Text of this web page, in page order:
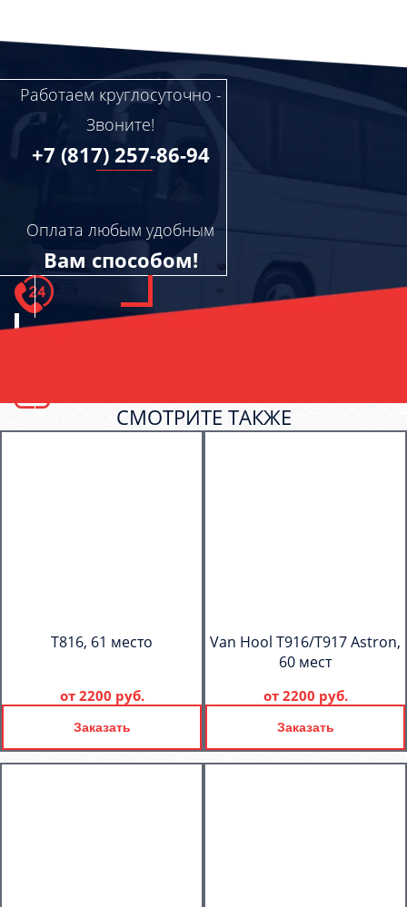
Работаем круглосуточно -
Звоните!
+7 (817) 257-86-94
Оплата любым удобным
Вам способом!
СМОТРИТЕ ТАКЖЕ
T816, 61 место
от 2200 руб.
Заказать
Van Hool T916/T917 Astron,
60 мест
от 2200 руб.
Заказать